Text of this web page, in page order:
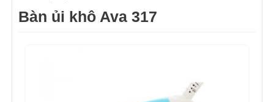
Bàn ủi khô Ava 317